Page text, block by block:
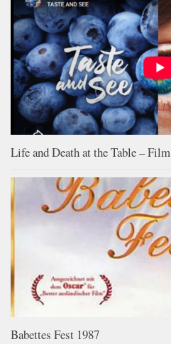
Life and Death at the Table – Film
Babettes Fest 1987